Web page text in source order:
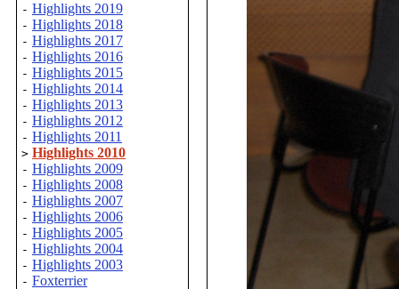
- Highlights 2019
- Highlights 2018
- Highlights 2017
- Highlights 2016
- Highlights 2015
- Highlights 2014
- Highlights 2013
- Highlights 2012
- Highlights 2011
> Highlights 2010
- Highlights 2009
- Highlights 2008
- Highlights 2007
- Highlights 2006
- Highlights 2005
- Highlights 2004
- Highlights 2003
- Foxterrier